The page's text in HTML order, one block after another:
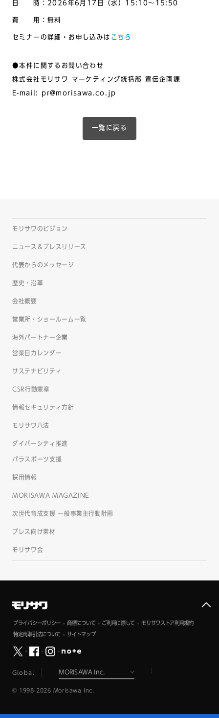
日 時：2026年6月17日（水）15:10～15:50
費 用：無料
セミナーの詳細・お申し込みは こちら
●本件に関するお問い合わせ
株式会社モリサワ マーケティング統括部 宣伝企画課
E-mail: pr@morisawa.co.jp
一覧に戻る
モリサワのビジョン
ニュース＆プレスリリース
代表からのメッセージ
歴史・沿革
会社概要
営業所・ショールーム一覧
海外パートナー企業
営業日カレンダー
サステナビリティ
CSR行動憲章
情報セキュリティ方針
モリサワ八法
ダイバーシティ推進
パラスポーツ支援
採用情報
MORISAWA MAGAZINE
次世代育成支援 一般事業主行動計画
プレス向け素材
モリサワ会
プライバシーポリシー 商標について ご利用に際して モリサワストア利用規約
特定商取引法について サイトマップ
Global
© 1998-2026 Morisawa Inc.